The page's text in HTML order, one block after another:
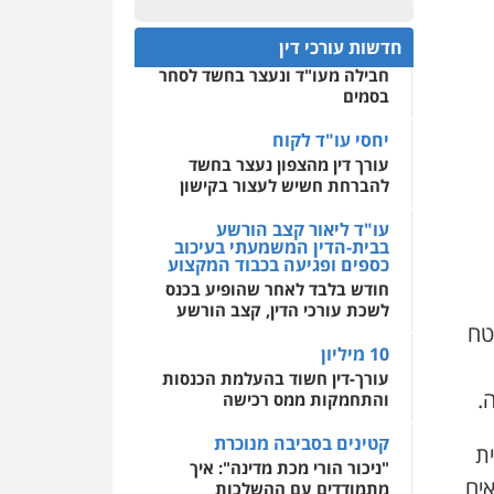
דיני צבא
גבאי מנדלמן – משרד
עורכי דין
פלילי התמחות בייצוג
בעבירות מין
0505522334
עו"ד מוחמד סביחאת
פלילי תעבורה פשיעה
כלכלית
0525077716
עו"ד יניב זוסמן
חמורה מעצרים וחקירות
0525199949
0522508109
אחסון אתרים
לעורכי דין
אסירים עבירות מין
שירותים מקצועיים לעורכי
דין
0544500346
חדשות עורכי דין
חפץ חשוד
עצור בתיק ניסיון רצח קיבל
חבילה מעו"ד ונעצר בחשד לסחר
בסמים
יחסי עו"ד לקוח
עורך דין מהצפון נעצר בחשד
להברחת חשיש לעצור בקישון
עו"ד ליאור קצב הורשע
בבית-הדין המשמעתי בעיכוב
כספים ופגיעה בכבוד המקצוע
חודש בלבד לאחר שהופיע בכנס
לשכת עורכי הדין, קצב הורשע
10 מיליון
עורך-דין חשוד בהעלמת הכנסות
והתחמקות ממס רכישה
קטינים בסביבה מנוכרת
"ניכור הורי מכת מדינה": איך
מתמודדים עם ההשלכות